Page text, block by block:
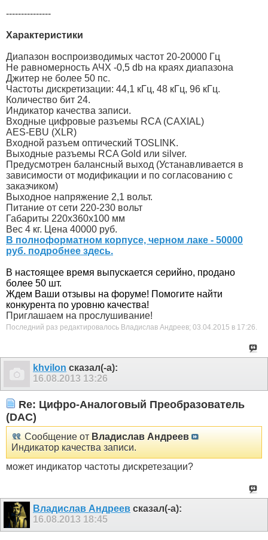
---------------
Характеристики
Диапазон воспроизводимых частот 20-20000 Гц
Не равномерность АЧХ -0,5 db на краях диапазона
Джитер не более 50 пс.
Частоты дискретизации: 44,1 кГц, 48 кГц, 96 кГц.
Количество бит 24.
Индикатор качества записи.
Входные цифровые разъемы RCA (CAXIAL)
AES-EBU (XLR)
Входной разъем оптический TOSLINK.
Выходные разъемы RCA Gold или silver.
Предусмотрен балансный выход (Устанавливается в
зависимости от модификации и по согласованию с
заказчиком)
Выходное напряжение 2,1 вольт.
Питание от сети 220-230 вольт
Габариты 220х360х100 мм
Вес 4 кг. Цена 40000 руб.
В полноформатном корпусе, черном лаке - 50000
руб. подробнее здесь.
В настоящее время выпускается серийно, продано
более 50 шт.
Ждем Ваши отзывы на форуме! Помогите найти
конкурента по уровню качества!
Приглашаем на прослушивание!
Последний раз редактировалось Владислав Андреев; 03.04.2015 в 17:26.
khvilon сказал(-а):
16.08.2013 13:26
Re: Цифро-Аналоговый Преобразователь
(DAC)
Сообщение от Владислав Андреев
Индикатор качества записи.
может индикатор частоты дискретезации?
Владислав Андреев сказал(-а):
16.08.2013 18:45